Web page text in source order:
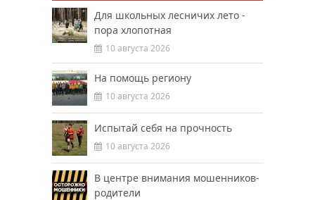
Для школьных лесничих лето -
пора хлопотная
10 августа 2026
На помощь региону
10 августа 2026
Испытай себя на прочность
10 августа 2026
В центре внимания мошенников-
родители